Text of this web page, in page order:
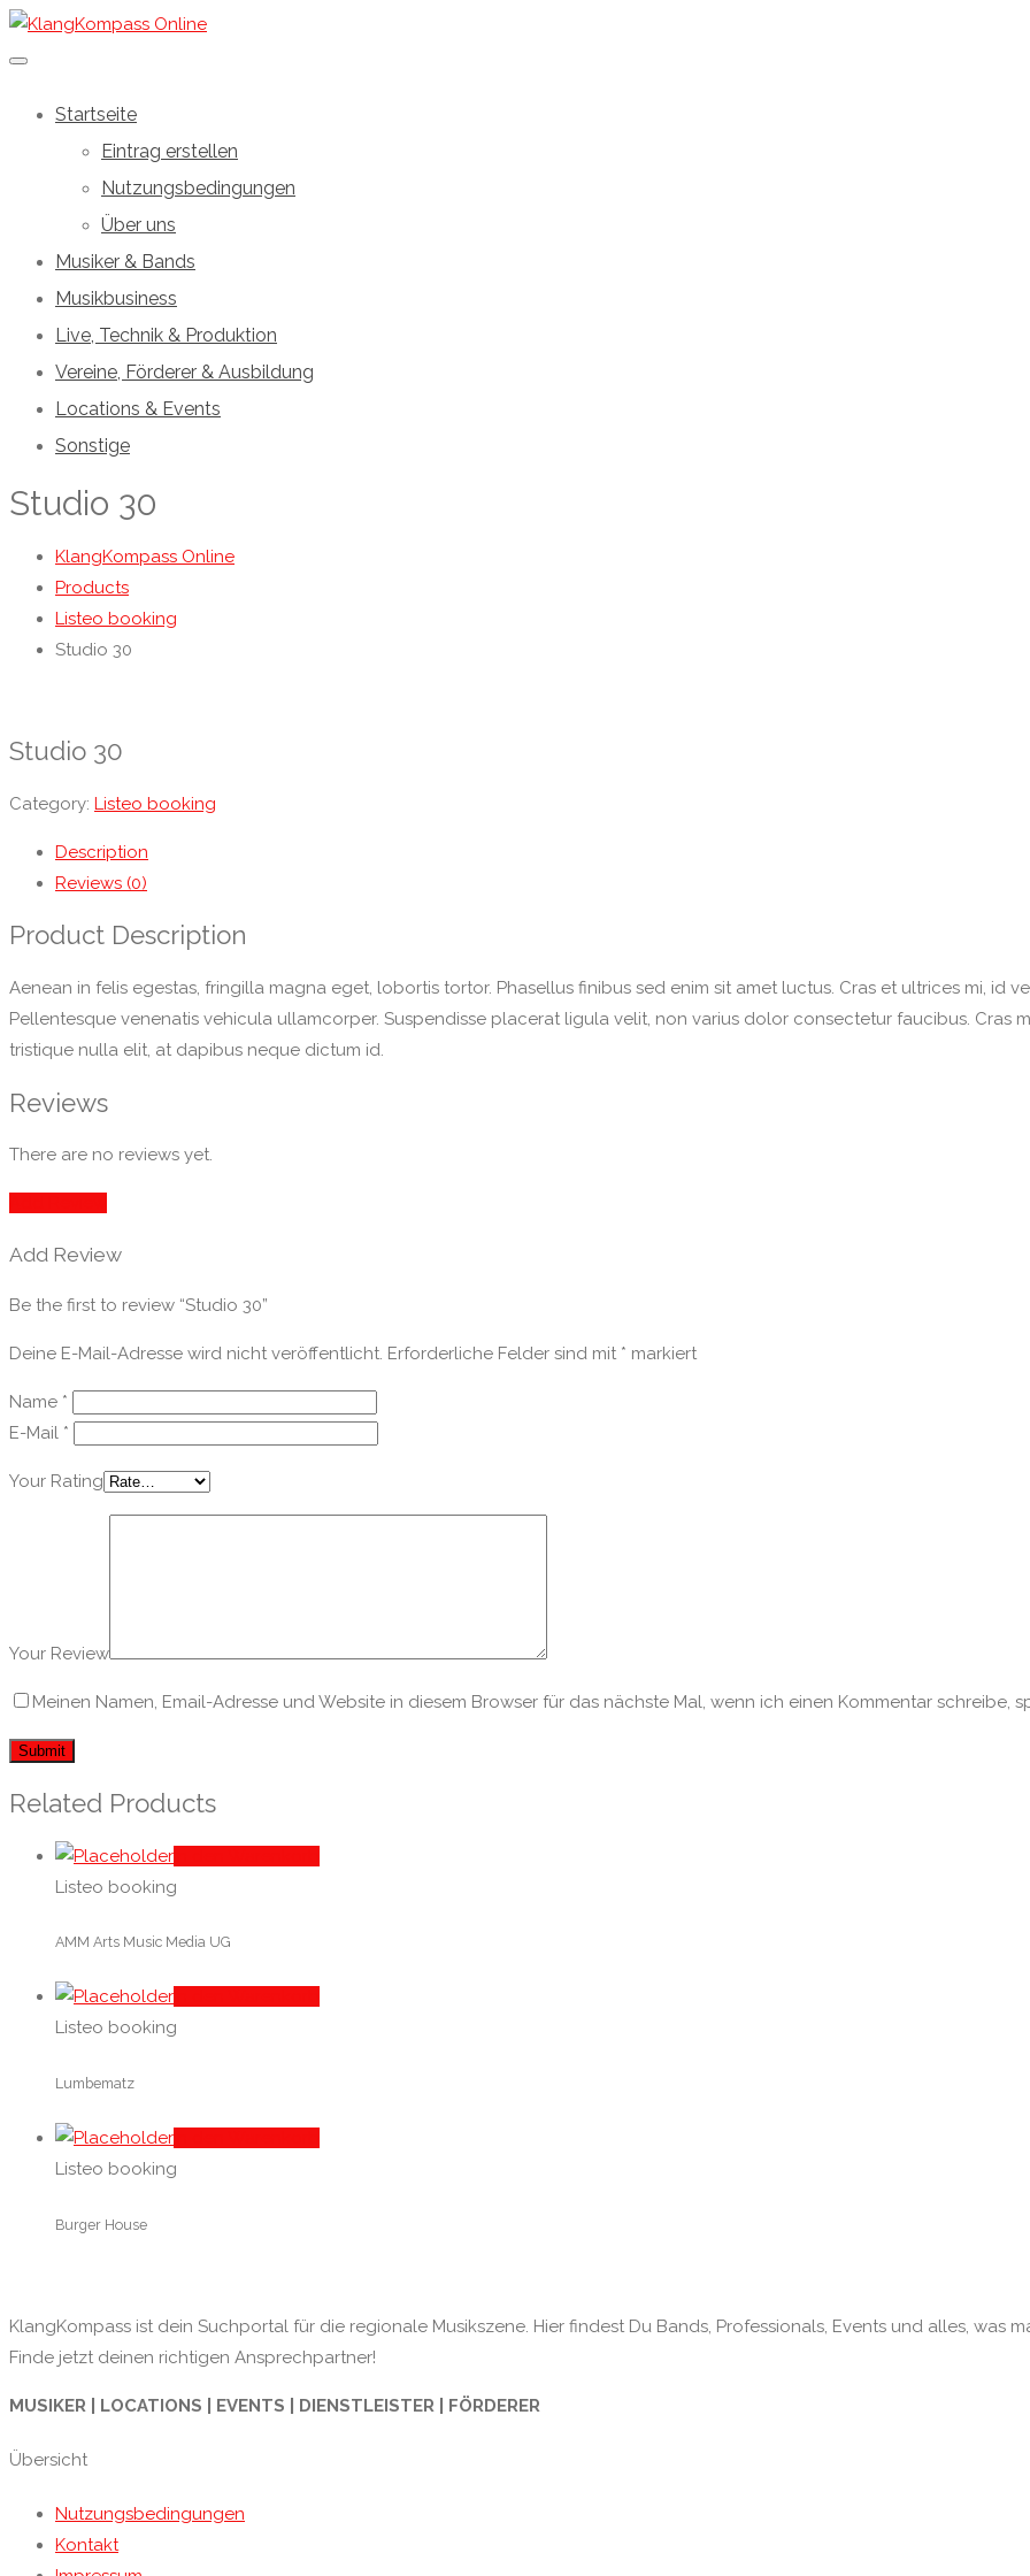
Startseite
Eintrag erstellen
Nutzungsbedingungen
Über uns
Musiker & Bands
Musikbusiness
Live, Technik & Produktion
Vereine, Förderer & Ausbildung
Locations & Events
Sonstige
Studio 30
KlangKompass Online
Products
Listeo booking
Studio 30
Studio 30
Category: Listeo booking
Description
Reviews (0)
Product Description
Aenean in felis egestas, fringilla magna eget, lobortis tortor. Phasellus finibus sed enim sit amet luctus. Cras et ultrices mi, id
Pellentesque venenatis vehicula ullamcorper. Suspendisse placerat ligula velit, non varius dolor consectetur faucibus. Cras
tristique nulla elit, at dapibus neque dictum id.
Reviews
There are no reviews yet.
Add Review
Be the first to review “Studio 30”
Deine E-Mail-Adresse wird nicht veröffentlicht. Erforderliche Felder sind mit * markiert
Name *
E-Mail *
Your Rating
Your Review
Meinen Namen, Email-Adresse und Website in diesem Browser für das nächste Mal, wenn ich einen Kommentar schreibe,
Related Products
Listeo booking
AMM Arts Music Media UG
Listeo booking
Lumbematz
Listeo booking
Burger House
KlangKompass ist dein Suchportal für die regionale Musikszene. Hier findest Du Bands, Professionals, Events und alles, was
Finde jetzt deinen richtigen Ansprechpartner!
MUSIKER | LOCATIONS | EVENTS | DIENSTLEISTER | FÖRDERER
Übersicht
Nutzungsbedingungen
Kontakt